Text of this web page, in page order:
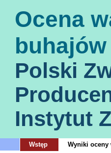
Ocena
Polski
Instytut
Wstęp Wyniki oceny